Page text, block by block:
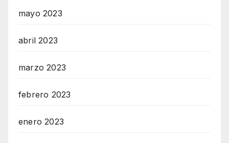
mayo 2023
abril 2023
marzo 2023
febrero 2023
enero 2023